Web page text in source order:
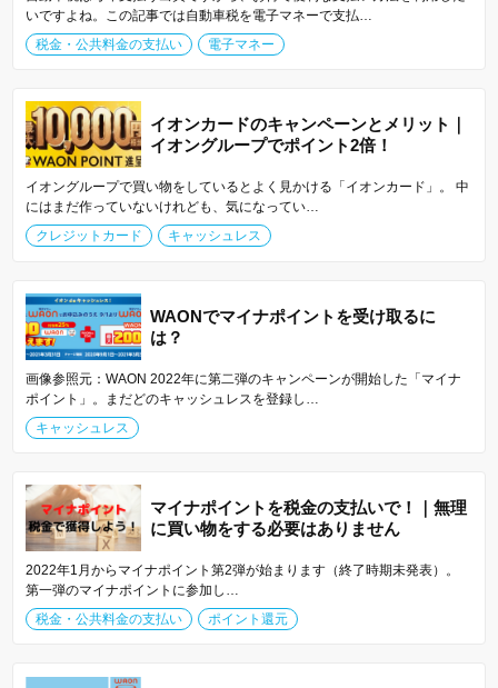
いですよね。この記事では自動車税を電子マネーで支払…
税金・公共料金の支払い
電子マネー
イオンカードのキャンペーンとメリット｜
イオングループでポイント2倍！
イオングループで買い物をしているとよく見かける「イオンカード」。 中
にはまだ作っていないけれども、気になってい…
クレジットカード
キャッシュレス
WAONでマイナポイントを受け取るに
は？
画像参照元：WAON 2022年に第二弾のキャンペーンが開始した「マイナ
ポイント」。まだどのキャッシュレスを登録し…
キャッシュレス
マイナポイントを税金の支払いで！｜無理
に買い物をする必要はありません
2022年1月からマイナポイント第2弾が始まります（終了時期未発表）。
第一弾のマイナポイントに参加し…
税金・公共料金の支払い
ポイント還元